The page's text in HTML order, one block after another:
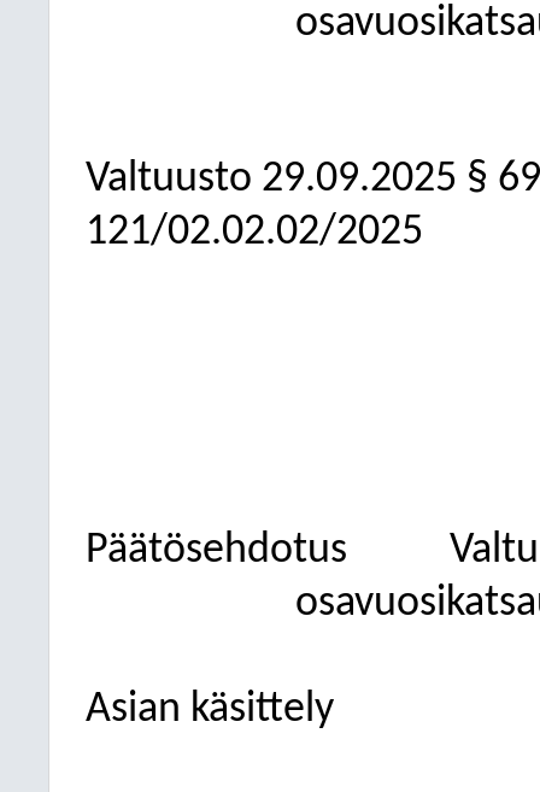
Valtuusto 29.09.2025 § 69
121/02.02.02/2025
Päätösehdotus
Asian käsittely